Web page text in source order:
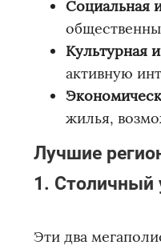
Социальная
Культурная
активную
жилья,
Лучшие
1. Столичный
Эти два